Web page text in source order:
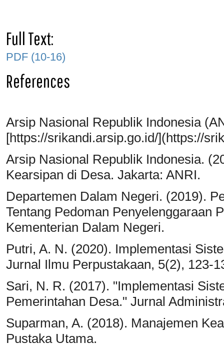
Full Text:
PDF (10-16)
References
Arsip Nasional Republik Indonesia
[https://srikandi.arsip.go.id/](https://
Arsip Nasional Republik Indonesia.
Kearsipan di Desa. Jakarta: ANRI.
Departemen Dalam Negeri. (2019).
Tentang Pedoman Penyelenggaraan
Kementerian Dalam Negeri.
Putri, A. N. (2020). Implementasi
Jurnal Ilmu Perpustakaan, 5(2), 123-
Sari, N. R. (2017). "Implementasi
Pemerintahan Desa." Jurnal
Suparman, A. (2018). Manajemen
Pustaka Utama.